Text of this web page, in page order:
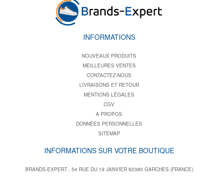
INFORMATIONS
NOUVEAUX PRODUITS
MEILLEURES VENTES
CONTACTEZ-NOUS
LIVRAISONS ET RETOUR
MENTIONS LÉGALES
CGV
A PROPOS
DONNÉES PERSONNELLES
SITEMAP
INFORMATIONS SUR VOTRE BOUTIQUE
BRANDS-EXPERT , 54 RUE DU 19 JANVIER 92380 GARCHES (FRANCE)